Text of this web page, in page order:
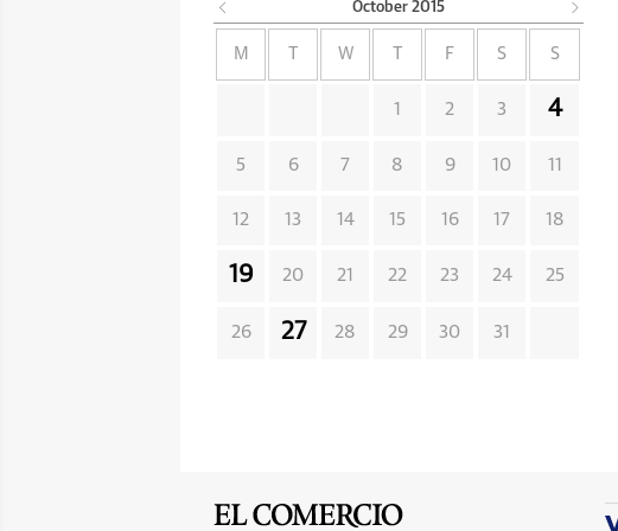
October 2015
M W F S S
1 2 3 4
5 6 7 8 9 10 11
12 13 14 15 16 17 18
19 20 21 22 23 24 25
26 27 28 29 30 31